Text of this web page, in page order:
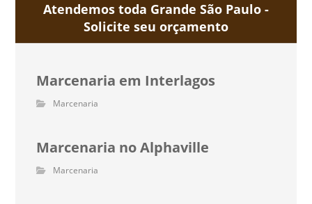
Atendemos toda Grande São Paulo -
Solicite seu orçamento
Marcenaria em Interlagos
Marcenaria
Marcenaria no Alphaville
Marcenaria